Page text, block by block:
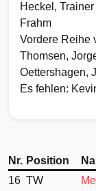
Heckel,
Frahm
Vordere Reihe
Thomsen,
Oettershagen,
Es fehlen:
Nr. Position
16 TW